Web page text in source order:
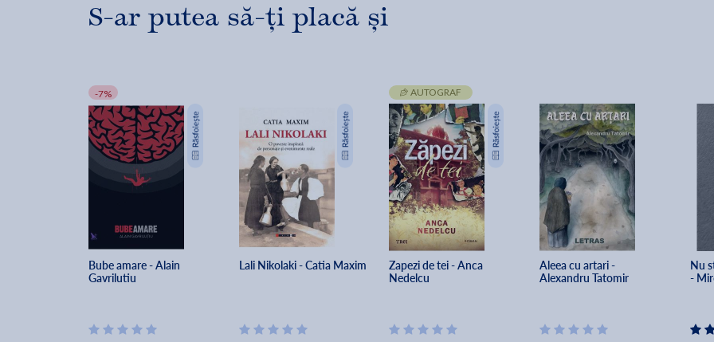
S-ar putea să-ți placă și
-7%
Bube amare - Alain
Gavrilutiu
Lali Nikolaki - Catia Maxim
AUTOGRAF
Zapezi de tei - Anca
Nedelcu
Aleea cu artari -
Alexandru Tatomir
Nu
-